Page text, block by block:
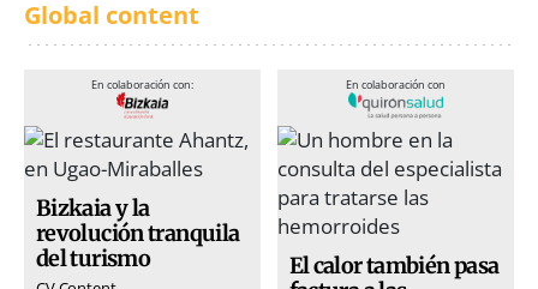
Global content
En colaboración con:
Bizkaia y la
revolución tranquila
del turismo
En colaboración con
El calor también pasa